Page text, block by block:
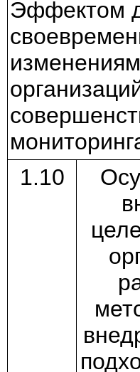
Эффектом
1.10